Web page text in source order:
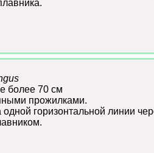
более 70 см
прожилками.
одной горизонтальной линии